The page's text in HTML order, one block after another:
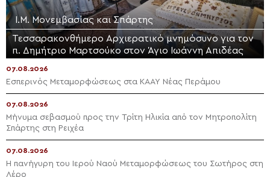
Ι.Μ. Μονεμβασίας και Σπάρτης
Τεσσαρακονθήμερο Αρχιερατικό μνημόσυνο για τον
π. Δημήτριο Μαρτσούκο στον Άγιο Ιωάννη Απιδέας
07.08.2026
Εσπερινός Μεταμορφώσεως στα ΚΑΑΥ Νέας Περάμου
07.08.2026
Μήνυμα σεβασμού προς την Τρίτη Ηλικία από τον Μητροπολίτη
Σπάρτης στη Ρειχέα
07.08.2026
Η πανήγυρη του Ιερού Ναού Μεταμορφώσεως του Σωτήρος στη
Λέρο